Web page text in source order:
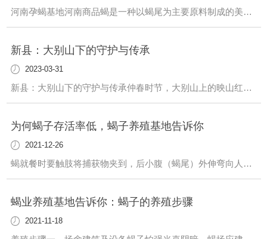
河南孕蝎基地河南商品蝎是一种以蝎尾为主要原料制成的美食，其鲜香可口、营养丰富，备受消费者青睐。而在河南省，商品蝎批发价格优惠，不仅畅销..，还成为了外地商家争相进货的对象。据了解，河南省作为商品蝎的重...
新县：大别山下的守护与传承
2023-03-31
新县：大别山下的守护与传承仲春时节，大别山上的映山红随风起舞，恰似红星点点，闪耀山间。3月26日，临近清明，新县郭家河乡湾店村82岁的张爱华正准备上山，为她守护了59年的红军洞再次换上一面崭新的五星红旗。“那时候年轻，只想做一件有意义的事情。”张爱华走在前面，言语中难掩激动。“就是想守在这，不让任何人破坏它。”红军洞是...
为何蝎子存活率低，蝎子养殖基地告诉你
2021-12-26
蝎就餐时要触肢将捕获物夹到，后小腹（蝎尾）外伸弯向人体正前方用毒针螫刺，由六节构成是弧状反面复有头晌甲，其上遍布可吸入颗粒凸起毒囊外边的牵张反射毒液特工即自毒针的开洞排出去，蝎用螯肢把食材渐渐地撕掉先...
蝎业养殖基地告诉你：蝎子的养殖步骤
2021-11-18